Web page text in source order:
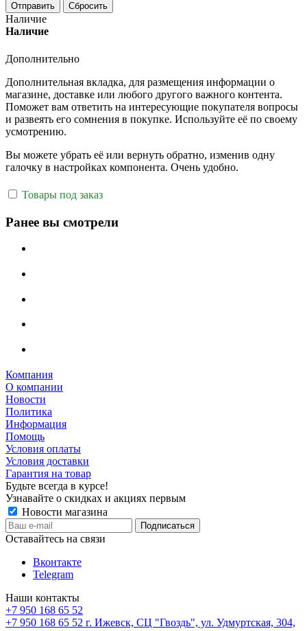
Отправить Сбросить
Наличие
Наличие
Дополнительно
Дополнительная вкладка, для размещения информации о
магазине, доставке или любого другого важного контента.
Поможет вам ответить на интересующие покупателя вопросы
и развеять его сомнения в покупке. Используйте её по своему
усмотрению.
Вы можете убрать её или вернуть обратно, изменив одну
галочку в настройках компонента. Очень удобно.
Товары под заказ
Ранее вы смотрели
Компания
О компании
Новости
Политика
Информация
Помощь
Условия оплаты
Условия доставки
Гарантия на товар
Будьте всегда в курсе!
Узнавайте о скидках и акциях первым
Новости магазина
Оставайтесь на связи
Вконтакте
Telegram
Наши контакты
+7 950 168 65 52
+7 950 168 65 52 г. Ижевск, СЦ "Гвоздь", ул. Удмуртская, 304,